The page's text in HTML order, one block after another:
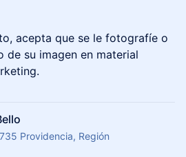
acepta que se le fotografíe o
de su imagen en material
Providencia, Región